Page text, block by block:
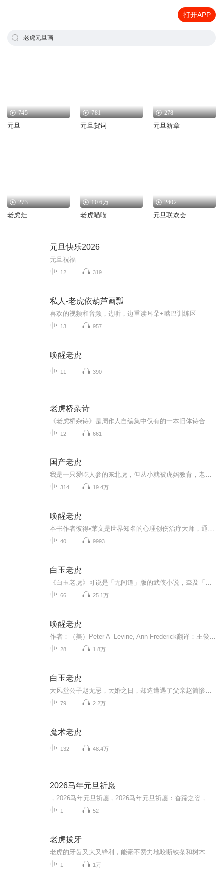
打开APP
老虎元旦画
745
元旦
781
元旦贺词
278
元旦新章
273
老虎灶
10.6万
老虎喵喵
2402
元旦联欢会
元旦快乐2026
元旦祝福
12 319
私人-老虎依葫芦画瓢
喜欢的视频和音频，边听，边重读耳朵+嘴巴训练区
13 957
唤醒老虎
11 390
老虎桥杂诗
12 661
国产老虎
314 19.4万
唤醒老虎
40 9993
白玉老虎
66 25.1万
唤醒老虎
28 1.8万
白玉老虎
79 2.2万
魔术老虎
132 48.4万
2026马年元旦祈愿
1 52
老虎拔牙
1 1万